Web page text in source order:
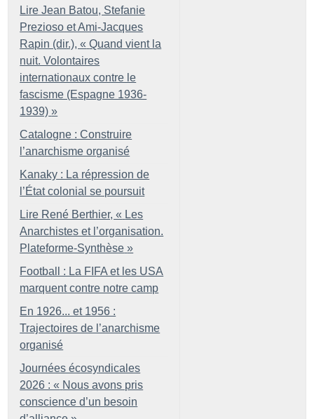
Lire Jean Batou, Stefanie
Prezioso et Ami-Jacques
Rapin (dir.), « Quand vient la
nuit. Volontaires
internationaux contre le
fascisme (Espagne 1936-
1939) »
Catalogne : Construire
l’anarchisme organisé
Kanaky : La répression de
l’État colonial se poursuit
Lire René Berthier, « Les
Anarchistes et l’organisation.
Plateforme-Synthèse »
Football : La FIFA et les USA
marquent contre notre camp
En 1926... et 1956 :
Trajectoires de l’anarchisme
organisé
Journées écosyndicales
2026 : « Nous avons pris
conscience d’un besoin